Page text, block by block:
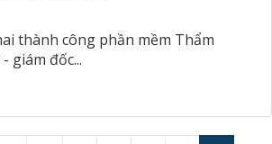
thành công phần mềm Thẩm
giám đốc...